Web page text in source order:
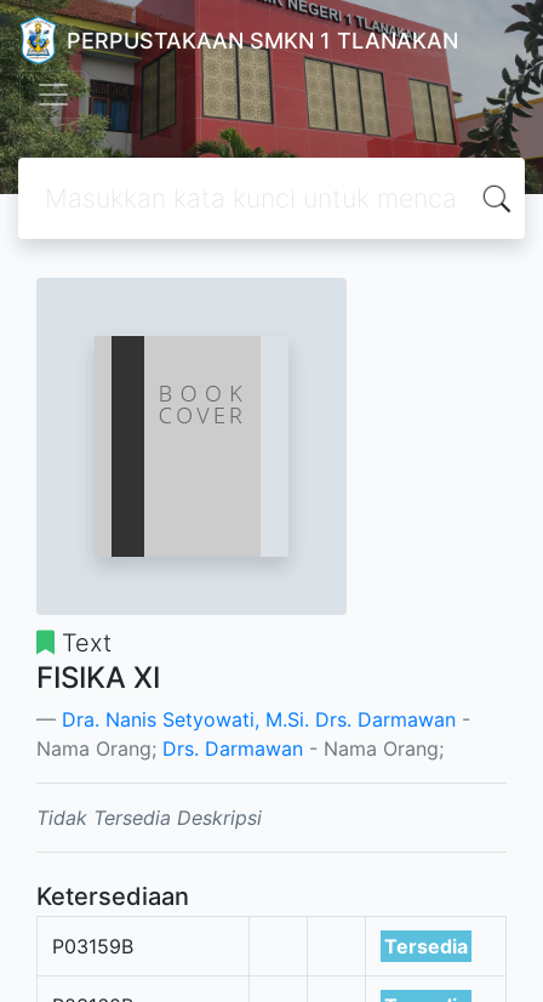
PERPUSTAKAAN SMKN 1 TLANAKAN
Text
FISIKA XI
Dra. Nanis Setyowati, M.Si. Drs. Darmawan -
Nama Orang; Drs. Darmawan - Nama Orang;
Tidak Tersedia Deskripsi
Ketersediaan
P03159B Tersedia